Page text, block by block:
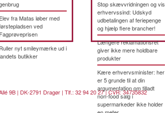
Elev fra Matas løber med
ved
Fagprøveprisen
Ruller nyt smileymærke ud i
butikker
Stop skævvridningen og vis
erhvervssind: Udskyd
udbetalingen af feriepenge
og hjælp flere brancher!
Længere reklamationsret
giver ikke mere holdbare
produkter
Kære erhvervsminister: her
er 5 grunde til at din
argumentation om tilladt
non-food salg i
supermarkeder ikke holder
9B | DK-2791 Dragør | Tlf.: 32 94 20 27 | CVR: 34735832